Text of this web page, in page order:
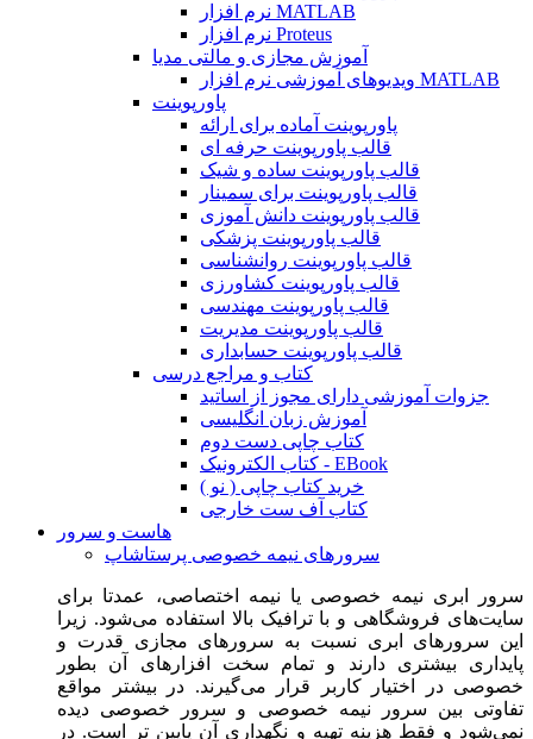
نرم افزار MATLAB
نرم افزار Proteus
آموزش مجازی و مالتی مدیا
ویدیوهای آموزشی نرم افزار MATLAB
پاورپوینت
پاورپوینت آماده برای ارائه
قالب پاورپوینت حرفه ای
قالب پاورپوینت ساده و شیک
قالب پاورپوینت برای سمینار
قالب پاورپوینت دانش آموزی
قالب پاورپوینت پزشکی
قالب پاورپوینت روانشناسی
قالب پاورپوینت کشاورزی
قالب پاورپوینت مهندسی
قالب پاورپوینت مدیریت
قالب پاورپوینت حسابداری
کتاب و مراجع درسی
جزوات آموزشی دارای مجوز از اساتید
آموزش زبان انگلیسی
کتاب چاپی دست دوم
کتاب الکترونیک - EBook
خرید کتاب چاپی ( نو )
کتاب آف ست خارجی
هاست و سرور
سرورهای نیمه خصوصی پرستاشاپ
سرور ابری نیمه خصوصی یا نیمه اختصاصی، عمدتا برای
سایت‌های فروشگاهی و با ترافیک بالا استفاده می‌شود. زیرا
این سرورهای ابری نسبت به سرورهای مجازی قدرت و
پایداری بیشتری دارند و تمام سخت افزارهای آن بطور
خصوصی در اختیار کاربر قرار می‌گیرند. در بیشتر مواقع
تفاوتی بین سرور نیمه خصوصی و سرور خصوصی دیده
نمی‌شود و فقط هزینه تهیه و نگهداری آن پایین تر است. در